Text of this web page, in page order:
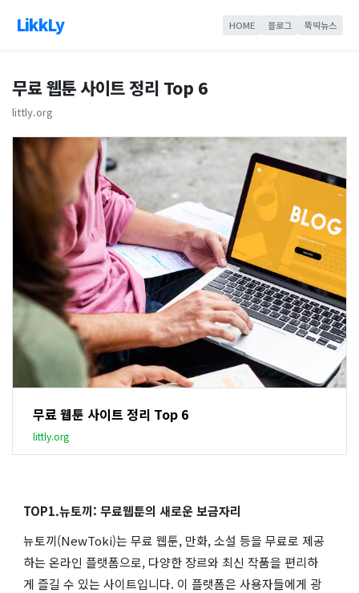
LikkLy HOME 블로그 뚝딱뉴스
무료 웹툰 사이트 정리 Top 6
littly.org
무료 웹툰 사이트 정리 Top 6
littly.org
TOP1.뉴토끼: 무료웹툰의 새로운 보금자리
뉴토끼(NewToki)는 무료 웹툰, 만화, 소설 등을 무료로 제공
하는 온라인 플랫폼으로, 다양한 장르와 최신 작품을 편리하
게 즐길 수 있는 사이트입니다. 이 플랫폼은 사용자들에게 광